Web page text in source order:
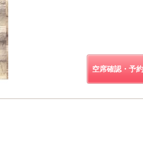
空席確認・予